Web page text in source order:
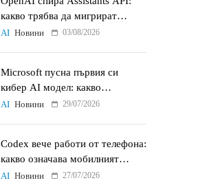
какво трябва да мигрират
разработчиците до 26 август
AI Новини 03/08/2026
Microsoft пусна първия си
кибер AI модел: какво
променят MAI-Cyber-1-Flash и
AI Новини 29/07/2026
Codex вече работи от телефона:
какво означава мобилният
достъп до AI агенти
AI Новини 27/07/2026